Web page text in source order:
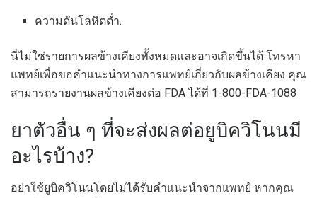
ความดันโลหิตต่ำ.
นี่ไม่ใช่รายการผลข้างเคียงทั้งหมดและอาจเกิดขึ้นได้ โทรหา
แพทย์เพื่อขอคำแนะนำทางการแพทย์เกี่ยวกับผลข้างเคียง คุณ
สามารถรายงานผลข้างเคียงต่อ FDA ได้ที่ 1-800-FDA-1088
ยาตัวอื่น ๆ ที่จะส่งผลต่อยูบิควิโนนมี
อะไรบ้าง?
อย่าใช้ยูบิควิโนนโดยไม่ได้รับคำแนะนำจากแพทย์ หากคุณ